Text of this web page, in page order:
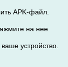
APK-файл.
на нее.
устройство.